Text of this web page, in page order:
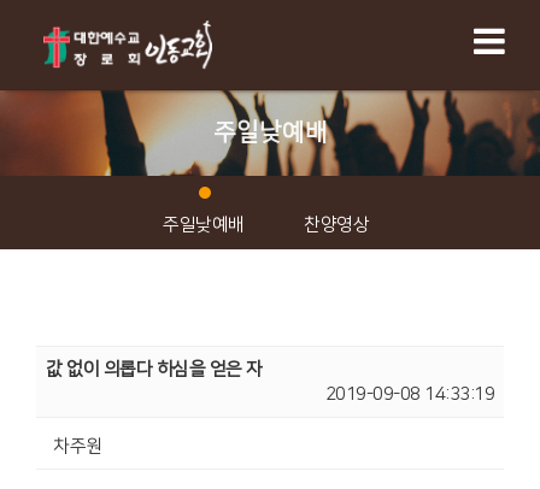
주일낮예배
주일낮예배 찬양영상
값 없이 의롭다 하심을 얻은 자
2019-09-08 14:33:19
차주원